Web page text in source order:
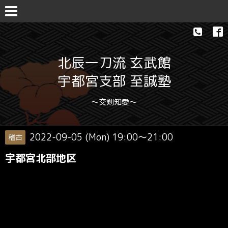
北辰一刀流 玄武館
宇都宮支部 至誠塾
〜交剣知愛〜
稽古 2022-09-05 (Mon) 19:00～21:00
宇都宮北部地区